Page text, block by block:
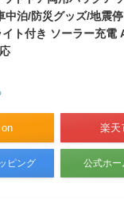
中泊/防災グッズ/地震
ト付き ソーラー充電
楽天
ピング 公式ホー